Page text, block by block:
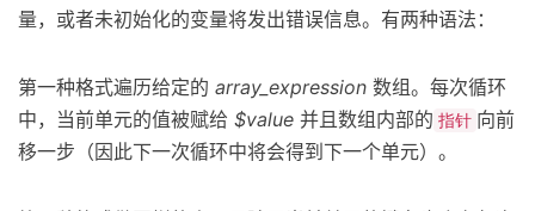
量，或者未初始化的变量将发出错误信息。有两种语法：
第一种格式遍历给定的 array_expression 数组。每次循环
中，当前单元的值被赋给 $value 并且数组内部的 指针 向前
移一步（因此下一次循环中将会得到下一个单元）。